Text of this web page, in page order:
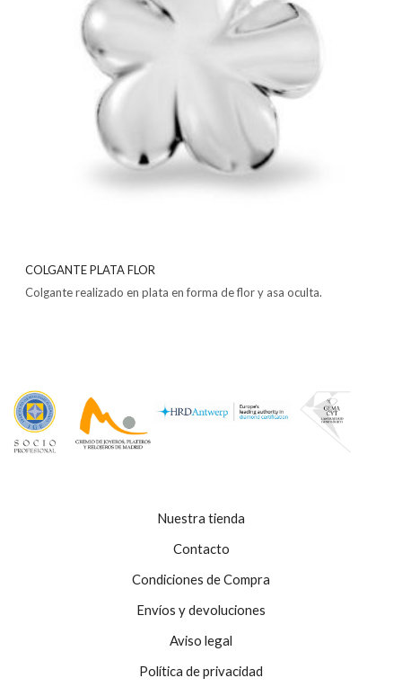
COLGANTE PLATA FLOR
Colgante realizado en plata en forma de flor y asa oculta.
Nuestra tienda
Contacto
Condiciones de Compra
Envíos y devoluciones
Aviso legal
Política de privacidad